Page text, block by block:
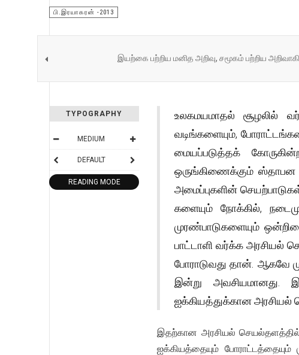
பி.இரயாகரன் -2013
இயற்கை பற்றிய மனித அறிவு, சமூகம் பற்றிய
TYPOGRAPHY
MEDIUM
DEFAULT
READING MODE
உலகமயமாதல் சூழலில்
வடிங்களையும்,
மையப்படுத்தக்
ஒருங்கிணைக்கும் ஸ்தாபன
அமைப்புகளின்
களையும் நோக்கில்,
முரண்பாடுகளையும்
பாட்டாளி வர்க்க அரசியல்
போராடுவது தான். ஆகவே
இன்று அவசியமானது.
ஐக்கியத்துக்கான அரசியல்
இதற்கான அரசியல்
ஐக்கியத்தையும்